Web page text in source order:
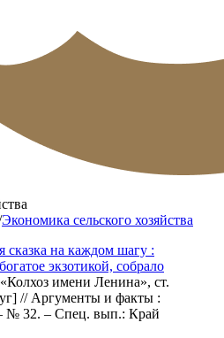
Экономика сельского хозяйства
сказка на каждом шагу :
экзотикой, собрало
имени Ленина», ст.
// Аргументы и факты :
№ 32. – Спец. вып.: Край